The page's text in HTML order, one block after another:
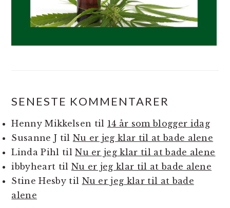
SENESTE KOMMENTARER
Henny Mikkelsen til 14 år som blogger idag
Susanne J til Nu er jeg klar til at bade alene
Linda Pihl tilNu er jeg klar til at bade alene
ibbyheart til Nu er jeg klar til at bade alene
Stine Hesbytil Nu er jeg klar til at bade
alene